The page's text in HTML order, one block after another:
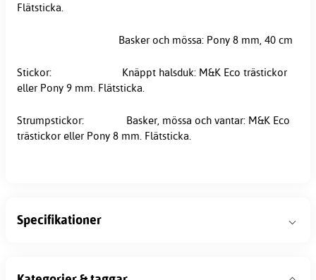
Flätsticka.
Basker och mössa: Pony 8 mm, 40 cm
Stickor: Knäppt halsduk: M&K Eco trästickor
eller Pony 9 mm. Flätsticka.
Strumpstickor: Basker, mössa och vantar: M&K Eco
trästickor eller Pony 8 mm. Flätsticka.
Specifikationer